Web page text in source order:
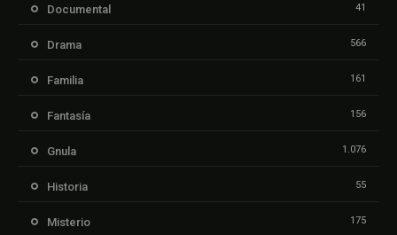
Documental 41
Drama 566
Familia 161
Fantasía 156
Gnula 1.076
Historia 55
Misterio 175